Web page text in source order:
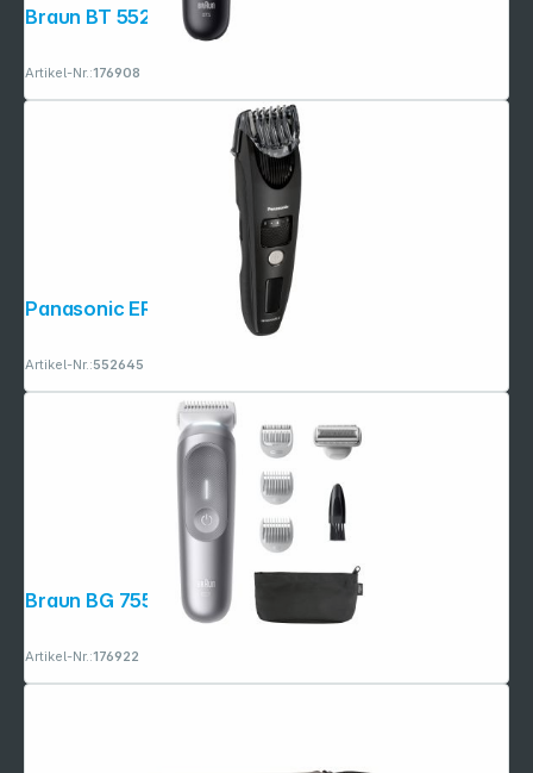
Braun BT 5520 BeardTrimmer
Artikel-Nr.:176908
Panasonic ER SB 40 K803
Artikel-Nr.:552645
Braun BG 7550 BodyGroomer
Artikel-Nr.:176922